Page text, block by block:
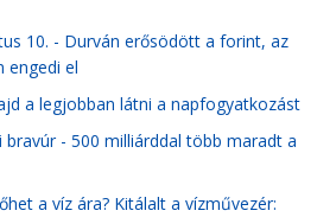
10. - Durván erősödött a forint, az
engedi el
a legjobban látni a napfogyatkozást
bravúr - 500 milliárddal több maradt a
a víz ára? Kitálalt a vízművezér: